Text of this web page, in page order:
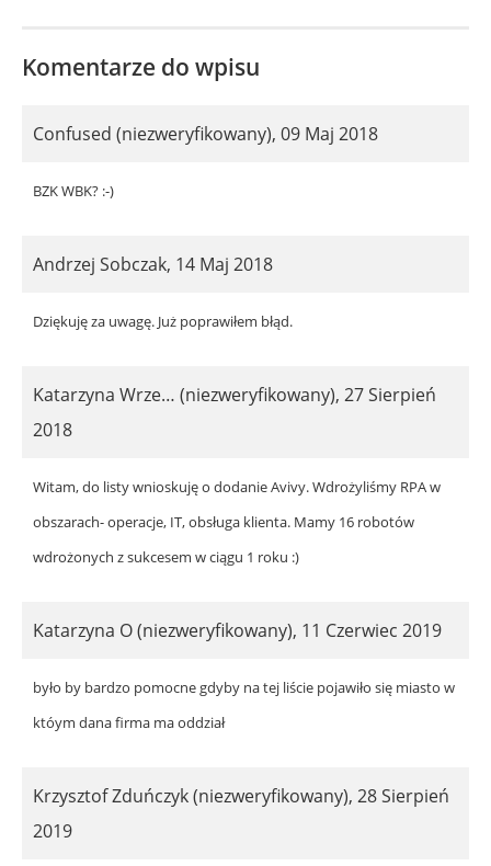
Komentarze do wpisu
Confused (niezweryfikowany), 09 Maj 2018
BZK WBK? :-)
Andrzej Sobczak, 14 Maj 2018
Dziękuję za uwagę. Już poprawiłem błąd.
Katarzyna Wrze… (niezweryfikowany), 27 Sierpień
2018
Witam, do listy wnioskuję o dodanie Avivy. Wdrożyliśmy RPA w
obszarach- operacje, IT, obsługa klienta. Mamy 16 robotów
wdrożonych z sukcesem w ciągu 1 roku :)
Katarzyna O (niezweryfikowany), 11 Czerwiec 2019
było by bardzo pomocne gdyby na tej liście pojawiło się miasto w
któym dana firma ma oddział
Krzysztof Zduńczyk (niezweryfikowany), 28 Sierpień
2019